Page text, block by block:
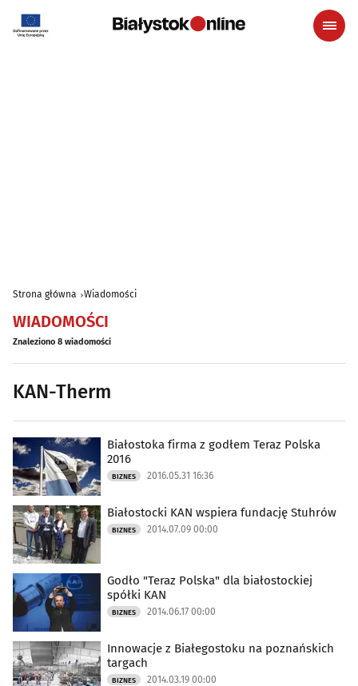
Strona główna Wiadomości
WIADOMOŚCI
Znaleziono 8 wiadomości
KAN-Therm
Białostoka firma z godłem Teraz Polska
2016
BIZNES 2016.05.31 16:36
Białostocki KAN wspiera fundację Stuhrów
BIZNES 2014.07.09 00:00
Godło "Teraz Polska" dla białostockiej
spółki KAN
BIZNES 2014.06.17 00:00
Innowacje z Białegostoku na poznańskich
targach
BIZNES 2014.03.19 00:00